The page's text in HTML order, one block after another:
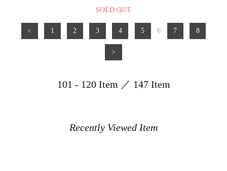
SOLD OUT
< 1 2 3 4 5 6 7 8
>
101 - 120 Item ／ 147 Item
Recently Viewed Item